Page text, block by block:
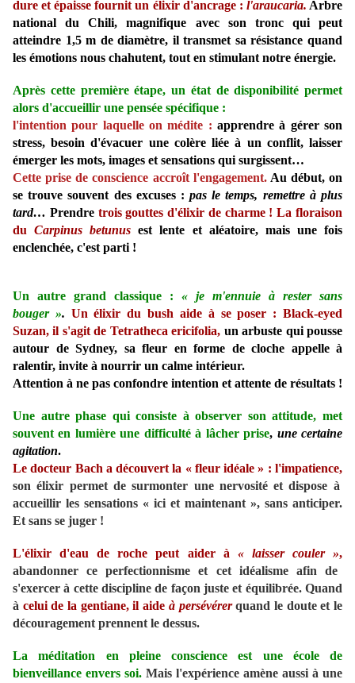
dure et épaisse fournit un élixir d'ancrage : l'araucaria. Arbre
national du Chili, magnifique avec son tronc qui peut
atteindre 1,5 m de diamètre, il transmet sa résistance quand
les émotions nous chahutent, tout en stimulant notre énergie.
Après cette première étape, un état de disponibilité permet
alors d'accueillir une pensée spécifique :
l'intention pour laquelle on médite : apprendre à gérer son
stress, besoin d'évacuer une colère liée à un conflit, laisser
émerger les mots, images et sensations qui surgissent…
Cette prise de conscience accroît l'engagement.Au début, on
se trouve souvent des excuses : pas le temps, remettre à plus
tard… Prendre trois gouttes d'élixir de charme ! La floraison
du Carpinus betunus est lente et aléatoire, mais une fois
enclenchée, c'est parti !
Un autre grand classique :
« je m'ennuie à rester sans
bouger ». Un élixir du bush aide à se poser : Black-eyed
Suzan, il s'agit de Tetratheca ericifolia, un arbuste qui pousse
autour de Sydney, sa fleur en forme de cloche appelle à
ralentir, invite à nourrir un calme intérieur.
Attention à ne pas confondre intention et attente de résultats !
Une autre phase qui consiste à observer son attitude, met
souvent en lumière une difficulté à lâcher prise, une certaine
agitation.
Le docteur Bach a découvert la « fleur idéale » : l'impatience,
son élixir permet de surmonter une nervosité et dispose à
accueillir les sensations « ici et maintenant », sans anticiper.
Et sans se juger !
L'élixir d'eau de roche peut aider à « laisser couler »,
abandonner ce perfectionnisme et cet idéalisme afin de
s'exercer à cette discipline de façon juste et équilibrée. Quand
à celui de la gentiane, il aide à persévérer quand le doute et le
découragement prennent le dessus.
La méditation en pleine conscience est une école de
bienveillance envers soi. Mais l'expérience amène aussi à une